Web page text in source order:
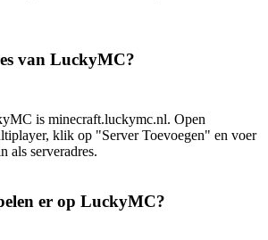
van LuckyMC?
is minecraft.luckymc.nl. Open
klik op "Server Toevoegen" en voer
als serveradres.
er op LuckyMC?